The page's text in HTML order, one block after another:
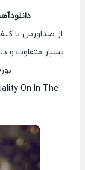
دانلود
از صداورس با
بسیار متفاوت و
On In The